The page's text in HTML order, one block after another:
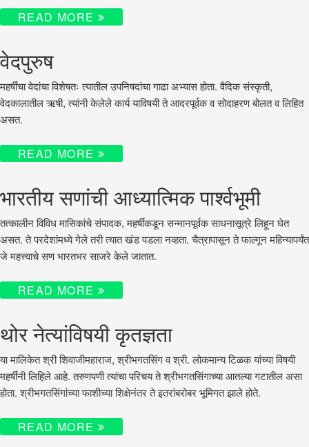
READ MORE
वेदपुरुष
महर्षींचा वेदांचा विशेषतः त्यातील उपनिषदांचा गाढा अभ्यास होता. वैदिक संस्कृती,
वेदकालातील ऋषी, त्यांनी केलेले कार्य याविषयी ते आदरपूर्वक व सोदाहरण बोलत व लिहित
असत.
READ MORE
भारतीय सणांची आध्यात्मिक पार्श्वभूमी
तत्कालीन विविध मासिकांचे संपादक, महर्षींकडून सन्मानपूर्वक साधनासूत्रे लिहून घेत
असत. ते परदेशांमध्ये गेले तरी त्यात खंड पडला नव्हता. चैत्रापासून ते फाल्गून महिन्यापर्यंत
जे महत्त्वाचे सण भारतभर साजरे केले जातात.
READ MORE
थोर नेत्यांविषयी कृतज्ञता
या मालिकेत श्री शिवाजीमहाराज, श्रीभगतसिंग व श्री. लोकमान्य टिळक यांच्या विषयी
महर्षींनी लिहिले आहे. तरुणपणी त्यांचा परिचय ते श्रीभगतसिंगाच्या आतल्या गटातील असा
होता. श्रीभगतसिंगांच्या फाशीच्या शिक्षेनंतर ते इतरांबरोबर भूमिगत झाले होते.
READ MORE